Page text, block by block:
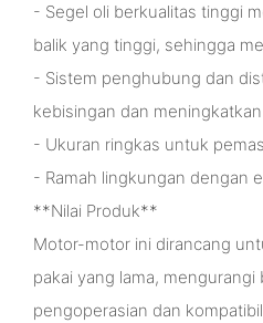
- Segel oli berkualitas tinggi
balik yang tinggi, sehingga
- Sistem penghubung dan
kebisingan dan
- Ukuran ringkas untuk
- Ramah lingkungan dengan
**Nilai Produk**
Motor-motor ini dirancang
pakai yang lama,
pengoperasian dan